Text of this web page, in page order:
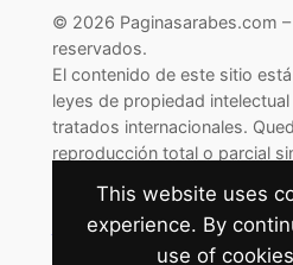
© 2026 Paginasarabes.com
reservados.
El contenido de este sitio
leyes de propiedad
tratados internacionales.
reproducción total o parcial
This website uses
experience. By
use of
Cambiar preferencias de